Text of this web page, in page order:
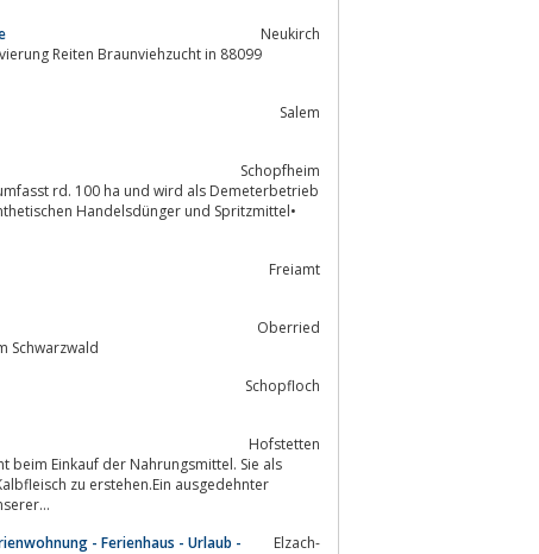
Neukirch
Braunviehzucht in 88099
Salem
Schopfheim
rd. 100 ha und wird als Demeterbetrieb
Handelsdünger und Spritzmittel•
Freiamt
Oberried
Schwarzwald
Schopfloch
Hofstetten
beim Einkauf der Nahrungsmittel. Sie als
- Ferienhaus - Urlaub -
Elzach-